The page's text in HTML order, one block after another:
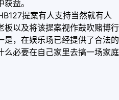
益。
提案有人支持当然就有人
板以及将该提案视作鼓吹赌博行
是，在娱乐场已经提供了合法的
么必要在自己家里去搞一场家庭